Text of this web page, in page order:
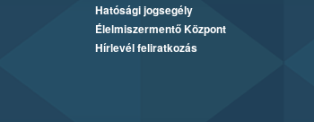
Hatósági jogsegély
Élelmiszermentő Központ
Hírlevél feliratkozás